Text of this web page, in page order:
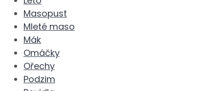
Masopust
Mleté maso
Mák
Omáčky
Ořechy
Podzim